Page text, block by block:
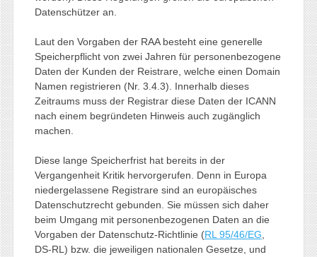
Datenschützer an.
Laut den Vorgaben der RAA besteht eine generelle
Speicherpflicht von zwei Jahren für personenbezogene
Daten der Kunden der Reistrare, welche einen Domain
Namen registrieren (Nr. 3.4.3). Innerhalb dieses
Zeitraums muss der Registrar diese Daten der ICANN
nach einem begründeten Hinweis auch zugänglich
machen.
Diese lange Speicherfrist hat bereits in der
Vergangenheit Kritik hervorgerufen. Denn in Europa
niedergelassene Registrare sind an europäisches
Datenschutzrecht gebunden. Sie müssen sich daher
beim Umgang mit personenbezogenen Daten an die
Vorgaben der Datenschutz-Richtlinie (RL 95/46/EG
DS-RL) bzw. die jeweiligen nationalen Gesetze, und